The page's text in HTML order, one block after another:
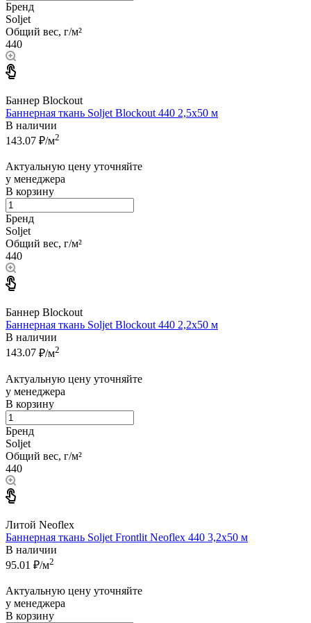
Бренд
Soljet
Общий вес, г/м²
440
Баннер Blockout
Баннерная ткань Soljet Blockout 440 2,5x50 м
В наличии
143.07 ₽/м2
Актуальную цену уточняйте
у менеджера
В корзину
Бренд
Soljet
Общий вес, г/м²
440
Баннер Blockout
Баннерная ткань Soljet Blockout 440 2,2x50 м
В наличии
143.07 ₽/м2
Актуальную цену уточняйте
у менеджера
В корзину
Бренд
Soljet
Общий вес, г/м²
440
Литой Neoflex
Баннерная ткань Soljet Frontlit Neoflex 440 3,2x50 м
В наличии
95.01 ₽/м2
Актуальную цену уточняйте
у менеджера
В корзину